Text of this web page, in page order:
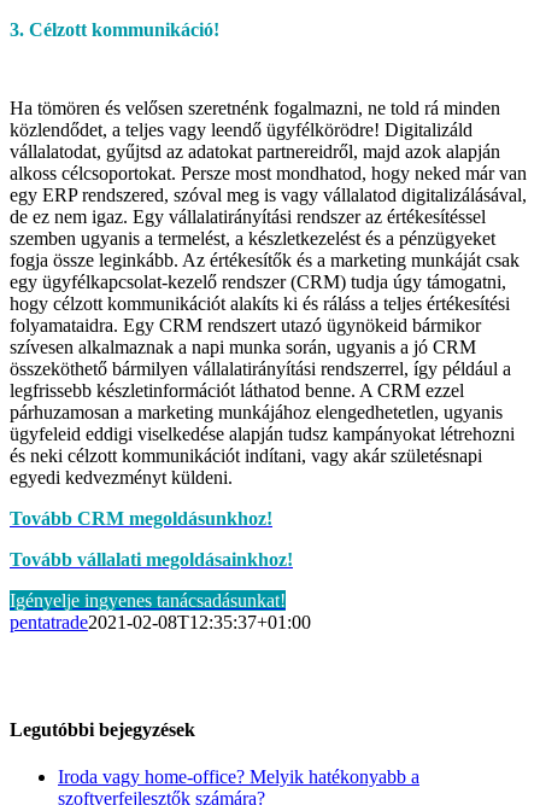
3. Célzott kommunikáció!
Ha tömören és velősen szeretnénk fogalmazni, ne told rá minden
közlendődet, a teljes vagy leendő ügyfélkörödre! Digitalizáld
vállalatodat, gyűjtsd az adatokat partnereidről, majd azok alapján
alkoss célcsoportokat. Persze most mondhatod, hogy neked már van
egy ERP rendszered, szóval meg is vagy vállalatod digitalizálásával,
de ez nem igaz. Egy vállalatirányítási rendszer az értékesítéssel
szemben ugyanis a termelést, a készletkezelést és a pénzügyeket
fogja össze leginkább. Az értékesítők és a marketing munkáját csak
egy ügyfélkapcsolat-kezelő rendszer (CRM) tudja úgy támogatni,
hogy célzott kommunikációt alakíts ki és ráláss a teljes értékesítési
folyamataidra. Egy CRM rendszert utazó ügynökeid bármikor
szívesen alkalmaznak a napi munka során, ugyanis a jó CRM
összeköthető bármilyen vállalatirányítási rendszerrel, így például a
legfrissebb készletinformációt láthatod benne. A CRM ezzel
párhuzamosan a marketing munkájához elengedhetetlen, ugyanis
ügyfeleid eddigi viselkedése alapján tudsz kampányokat létrehozni
és neki célzott kommunikációt indítani, vagy akár születésnapi
egyedi kedvezményt küldeni.
Tovább CRM megoldásunkhoz!
Tovább vállalati megoldásainkhoz!
Igényelje ingyenes tanácsadásunkat!
pentatrade2021-02-08T12:35:37+01:00
Legutóbbi bejegyzések
Iroda vagy home-office? Melyik hatékonyabb a
szoftverfejlesztők számára?